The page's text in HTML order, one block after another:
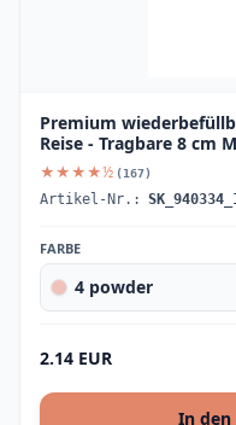
Premium
Reise - Tragbare 8 cm
★★★★½ (167)
Artikel-Nr.:
FARBE
4 powder
2.14 EUR
In den